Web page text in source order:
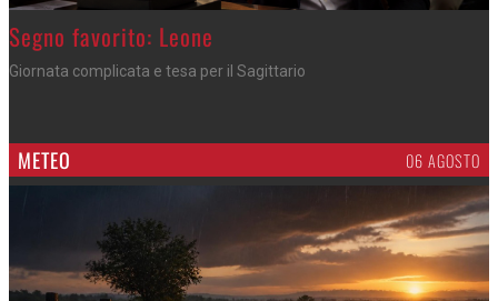
>
Segno favorito: Leone
Giornata complicata e tesa per il Sagittario
METEO 06 AGOSTO